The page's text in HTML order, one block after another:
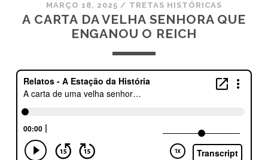
MARÇO 18, 2025 / TRETAS HISTÓRICAS
A CARTA DA VELHA SENHORA QUE
ENGANOU O REICH